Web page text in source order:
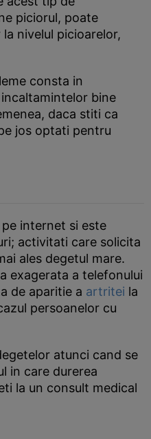
piciorul, poate
nivelul picioarelor,
consta in
bine
daca stiti ca
jos optati pentru
internet si este
activitati care solicita
ales degetul mare.
exagerata a telefonului
de aparitie a artritei la
persoanelor cu
atunci cand se
in care durerea
la un consult medical